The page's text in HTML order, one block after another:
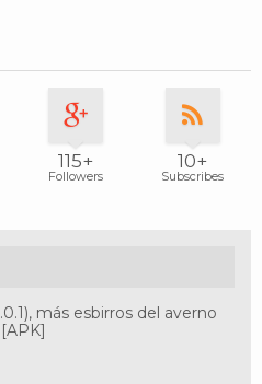
115+
Followers
10+
Subscribes
más esbirros del averno